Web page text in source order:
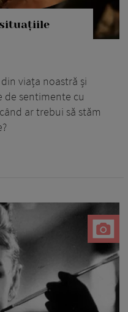
viața noastră și
sentimente cu
ar trebui să stăm